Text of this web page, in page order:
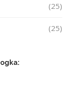
(25)
(25)